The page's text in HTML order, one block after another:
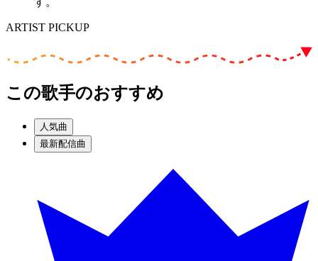
ARTIST PICKUP
この歌手のおすすめ
人気曲
最新配信曲